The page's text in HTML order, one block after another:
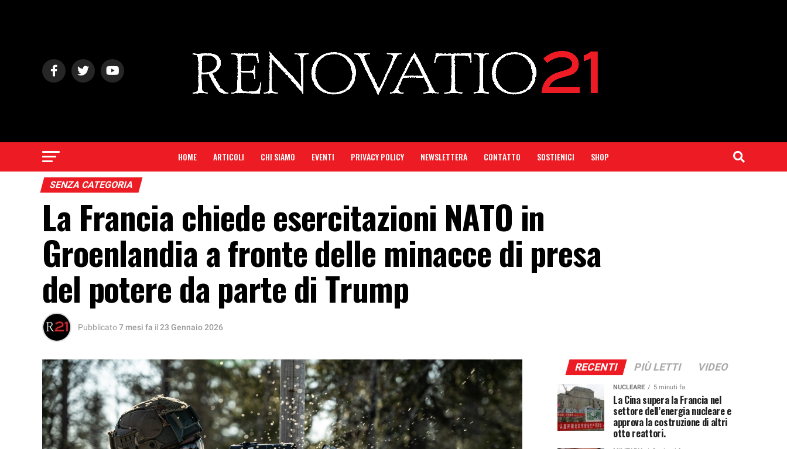
HOME ARTICOLI CHI SIAMO EVENTI PRIVACY POLICY NEWSLETTERA CONTATTO SOSTIENICI SHOP
SENZA CATEGORIA
La Francia chiede esercitazioni NATO in
Groenlandia a fronte delle minacce di presa
del potere da parte di Trump
Pubblicato7 mesi fa il23 Gennaio 2026
RECENTI PIÙ LETTI VIDEO
NUCLEARE 5 minuti fa
La Cina supera la Francia nel
settore dell’energia nucleare e
approva la costruzione di altri
otto reattori.